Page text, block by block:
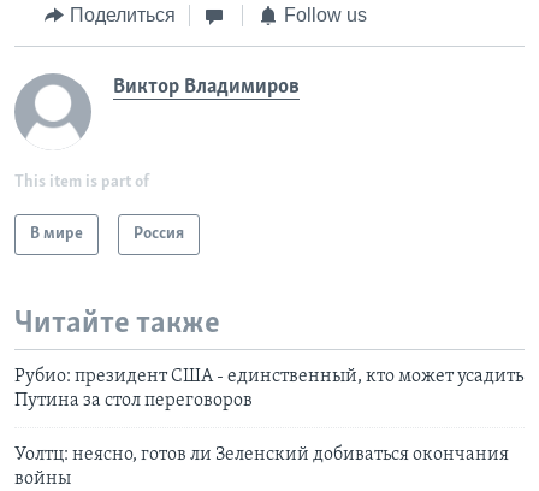
Поделиться Follow us
Виктор Владимиров
This item is part of
В мире Россия
Читайте также
Рубио: президент США - единственный, кто может усадить
Путина за стол переговоров
Уолтц: неясно, готов ли Зеленский добиваться окончания
войны